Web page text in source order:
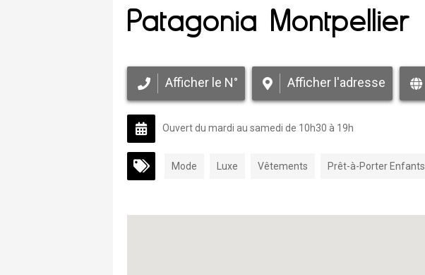
Patagonia Montpellier
Afficher le N° Afficher l'adresse
Ouvert du mardi au samedi de 10h30 à 19h
Mode Luxe Vêtements Prêt-à-Porter Enfants